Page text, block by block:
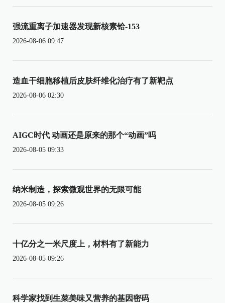
强流重离子加速器发现新核素铪-153
2026-08-06 09:47
造血干细胞移植后皮肤纤维化治疗有了新靶点
2026-08-06 02:30
AIGC时代 动画还是原来的那个“动画”吗
2026-08-05 09:33
纳米制造，探索微观世界的无限可能
2026-08-05 09:26
十亿分之一米尺度上，材料有了新能力
2026-08-05 09:26
科学家找到生菜美味又营养的基因密码